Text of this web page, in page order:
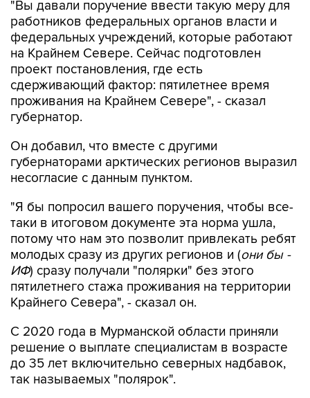
федеральных учреждений, которые работают
на Крайнем Севере. Сейчас подготовлен
проект постановления, где есть
сдерживающий фактор: пятилетнее время
проживания на Крайнем Севере", - сказал
губернатор.
Он добавил, что вместе с другими
несогласие с данным пунктом.
"Я бы попросил вашего поручения, чтобы все-
потому что нам это позволит привлекать ребят
молодых сразу из других регионов и ( они бы -
ИФ) сразу получали "полярки" без этого
пятилетнего стажа проживания на территории
Крайнего Севера", - сказал он.
С 2020 года в Мурманской области приняли
до 35 лет включительно северных надбавок,
так называемых "полярок".
Андрей Чибис Крайний Север